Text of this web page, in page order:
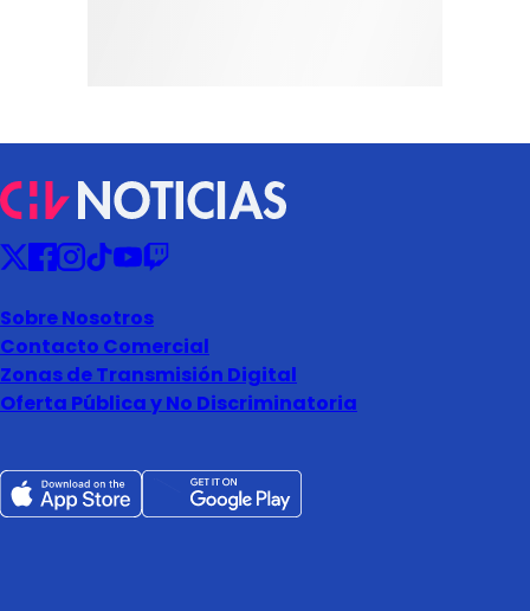
Sobre Nosotros
Contacto Comercial
Zonas de Transmisión Digital
Oferta Pública y No Discriminatoria